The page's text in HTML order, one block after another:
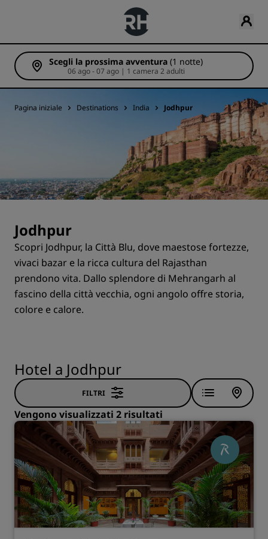
Scegli la prossima avventura (1 notte)
06 ago - 07 ago | 1 camera 2 adulti
Pagina iniziale Destinations India Jodhpur
Jodhpur
Scopri Jodhpur, la Città Blu, dove maestose fortezze,
vivaci bazar e la ricca cultura del Rajasthan
prendono vita. Dallo splendore di Mehrangarh al
fascino della città vecchia, ogni angolo offre storia,
colore e calore.
Hotel a Jodhpur
FILTRI
Vengono visualizzati 2 risultati